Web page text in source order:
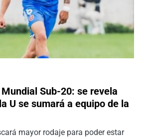
Sub-20: se revela
U se sumará a equipo de la
mayor rodaje para poder estar